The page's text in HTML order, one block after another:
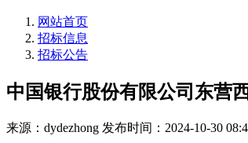
网站首页
招标信息
招标公告
中国银行股份有限公司东营
来源：dydezhong 发布时间：2024-10-30